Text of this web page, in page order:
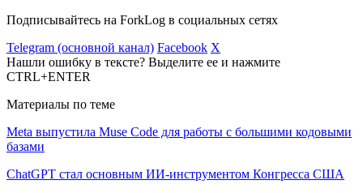
Подписывайтесь на ForkLog в социальных сетях
Telegram (основной канал) Facebook X
Нашли ошибку в тексте? Выделите ее и нажмите
CTRL+ENTER
Материалы по теме
Meta выпустила Muse Code для работы с большими кодовыми
базами
ChatGPT стал основным ИИ-инструментом Конгресса США